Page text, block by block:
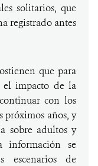
solitarios, que
registrado antes
que para
el impacto de la
con los
próximos años, y
sobre adultos y
información se
escenarios de